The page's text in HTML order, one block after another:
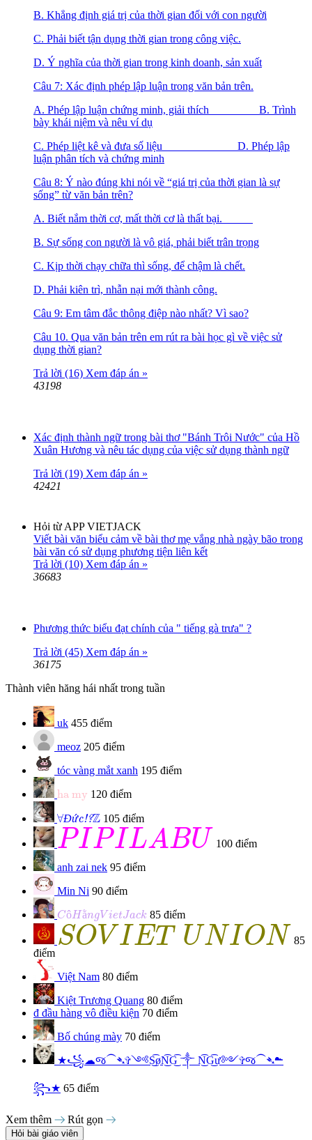
B. Khẳng định giá trị của thời gian đối với con người
C. Phải biết tận dụng thời gian trong công việc.
D. Ý nghĩa của thời gian trong kinh doanh, sản xuất
Câu 7: Xác định phép lập luận trong văn bản trên.
A. Phép lập luận chứng minh, giải thích B. Trình
bày khái niệm và nêu ví dụ
C. Phép liệt kê và đưa số liệu D. Phép lập
luận phân tích và chứng minh
Câu 8: Ý nào đúng khi nói về “giá trị của thời gian là sự
sống” từ văn bản trên?
A. Biết nắm thời cơ, mất thời cơ là thất bại.
B. Sự sống con người là vô giá, phải biết trân trọng
C. Kịp thời chạy chữa thì sống, để chậm là chết.
D. Phải kiên trì, nhẫn nại mới thành công.
Câu 9: Em tâm đắc thông điệp nào nhất? Vì sao?
Câu 10. Qua văn bản trên em rút ra bài học gì về việc sử
dụng thời gian?
Trả lời (16) Xem đáp án »
43198
Xác định thành ngữ trong bài thơ "Bánh Trôi Nước" của Hồ
Xuân Hương và nêu tác dụng của việc sử dụng thành ngữ
Trả lời (19) Xem đáp án »
42421
Hỏi từ APP VIETJACK
Viết bài văn biểu cảm về bài thơ mẹ vắng nhà ngày bão trong
bài văn có sử dụng phương tiện liên kết
Trả lời (10) Xem đáp án »
36683
Phương thức biểu đạt chính của " tiếng gà trưa" ?
Trả lời (45) Xem đáp án »
36175
Thành viên hăng hái nhất trong tuần
uk 455 điểm
meoz 205 điểm
tóc vàng mắt xanh 195 điểm
ha my
ha my 120 điểm
∀
∀Đức!?
Đức!?Z
Z 105 điểm
PIPILABU
PIPILABU
100 điểm
anh zai nek 95 điểm
Min Ni 90 điểm
CôHằngVietJack
CôHằn Viet a ck 85 điểm
SOV IET UNION
SOVIET U NION
85
điểm
Việt Nam 80 điểm
Kiệt Trương Quang 80 điểm
đ đầu hàng vô điều kiện 70 điểm
Bố chúng mày 70 điểm
★꧁☁︎જ⁀➴✞༺S͜͡øN͜͡G͜͡ ༒︎ N͜͡G͜͡ư༻✞જ⁀➴☁︎
꧂★ 65 điểm
Xem thêm Rút gọn
Hỏi bài giáo viên